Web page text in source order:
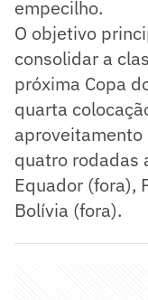
empecilho.
O objetivo
consolidar a
próxima Copa
quarta
quatro rodadas
Equador (fora),
Bolívia (fora).